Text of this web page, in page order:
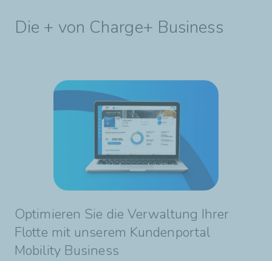
Die + von Charge+ Business
Optimieren Sie die Verwaltung Ihrer
Flotte mit unserem Kundenportal
Mobility Business